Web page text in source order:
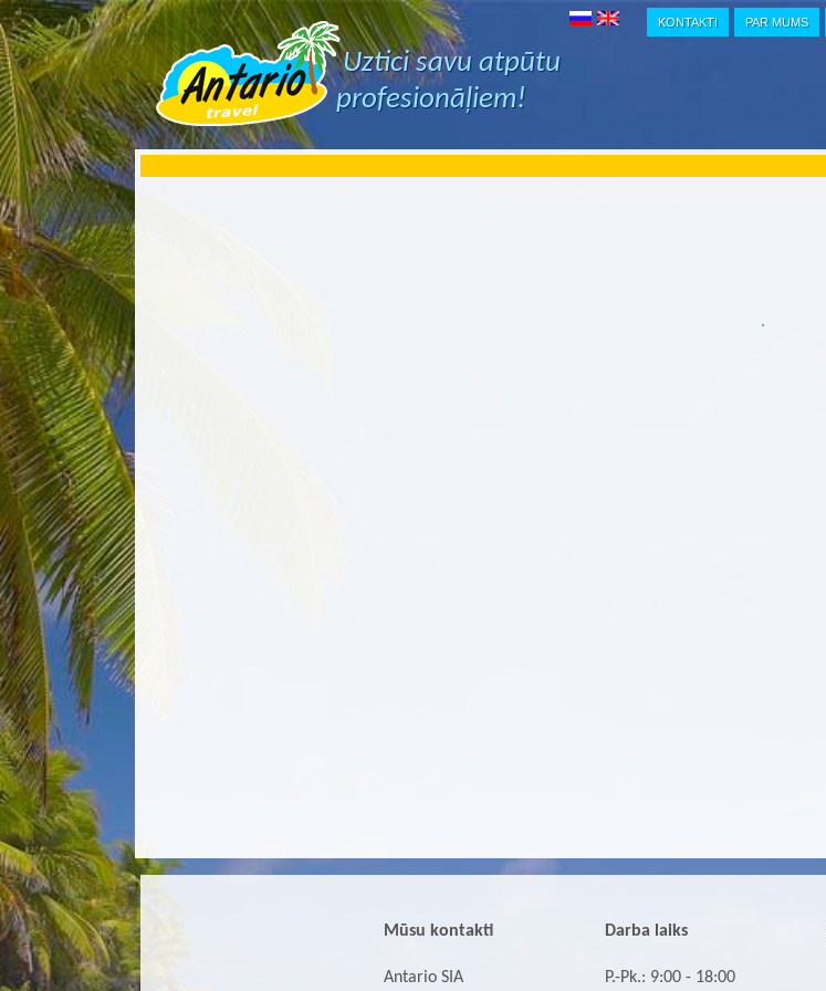
KONTAKTI PAR MUMS
Uztici savu atpūtu
profesionāļiem!
Mūsu kontakti
Antario SIA
Darba laiks
P.-Pk.: 9:00 - 18:00